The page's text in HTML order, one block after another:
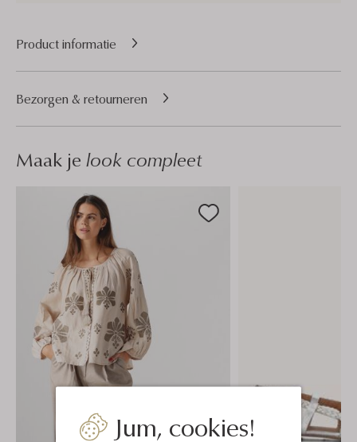
Jum, cookies!
Product informatie
Bezorgen & retourneren
Maak je look compleet